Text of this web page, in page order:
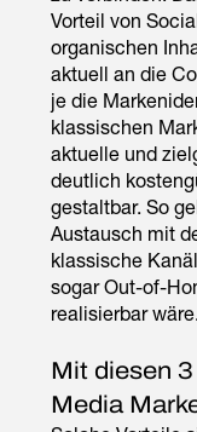
Vorteil von
organischen
aktuell an die
je die
klassischen
aktuelle und
deutlich
gestaltbar. So
Austausch mit
klassische
sogar Out-of-
realisierbar wäre.
Mit diesen
Media